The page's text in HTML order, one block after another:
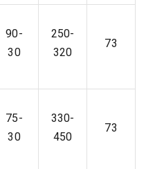
90-
30
250-
320
73
75-
30
330-
450
73